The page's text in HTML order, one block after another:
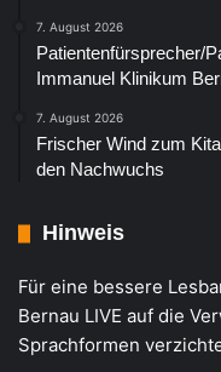
7. August 2026
Patientenfürsprecher/
Immanuel Klinikum
7. August 2026
Frischer Wind zum
den Nachwuchs
Hinweis
Für eine bessere
Bernau LIVE auf die
Sprachformen